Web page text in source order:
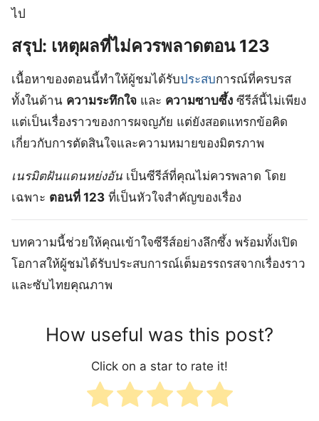
ไป
สรุป: เหตุผลที่ไม่ควรพลาดตอน 123
เนื้อหาของตอนนี้ทำให้ผู้ชมได้รับประสบการณ์ที่ครบรส
ทั้งในด้าน ความระทึกใจ และ ความซาบซึ้ง ซีรีส์นี้ไม่เพียง
แต่เป็นเรื่องราวของการผจญภัย แต่ยังสอดแทรกข้อคิด
เกี่ยวกับการตัดสินใจและความหมายของมิตรภาพ
เนรมิตฝันแดนหย่งอัน เป็นซีรีส์ที่คุณไม่ควรพลาด โดย
เฉพาะ ตอนที่ 123 ที่เป็นหัวใจสำคัญของเรื่อง
บทความนี้ช่วยให้คุณเข้าใจซีรีส์อย่างลึกซึ้ง พร้อมทั้งเปิด
โอกาสให้ผู้ชมได้รับประสบการณ์เต็มอรรถรสจากเรื่องราว
และซับไทยคุณภาพ
How useful was this post?
Click on a star to rate it!